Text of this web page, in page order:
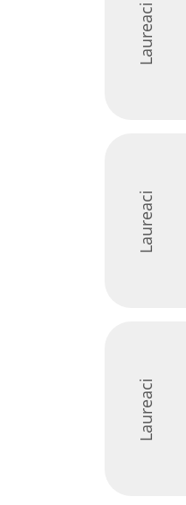
Laureaci
Laureaci
Laureaci